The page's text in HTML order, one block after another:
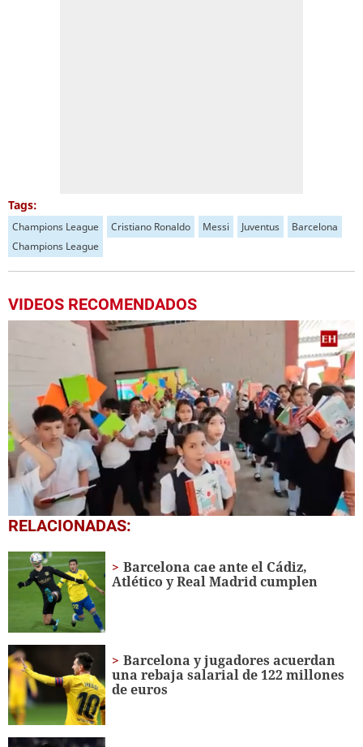
Tags:
Champions League Cristiano Ronaldo Messi Juventus
Barcelona
Champions League
VIDEOS RECOMENDADOS
0
seconds
1
minute,
56
seconds
RELACIONADAS:
Barcelona cae ante el Cádiz,
Atlético y Real Madrid cumplen
Barcelona y jugadores acuerdan
una rebaja salarial de 122 millones
de euros